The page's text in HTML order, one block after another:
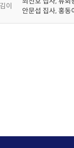
이
안문섭 집사, 홍동